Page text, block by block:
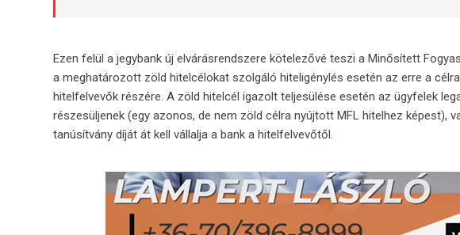
Ezen felül a jegybank új elvárásrendszere kötelezővé teszi a Minősített
a meghatározott zöld hitelcélokat szolgáló hiteligénylés esetén az erre a
hitelfelvevők részére. A zöld hitelcél igazolt teljesülése esetén az ügyfelek
részesüljenek (egy azonos, de nem zöld célra nyújtott MFL hitelhez képest),
tanúsítvány díját át kell vállalja a bank a hitelfelvevőtől.